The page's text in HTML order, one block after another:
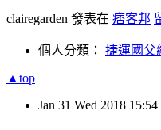
clairegarden 發表在 痞客邦
個人分類： 捷運國父
▲top
Jan 31 Wed 2018 15:54